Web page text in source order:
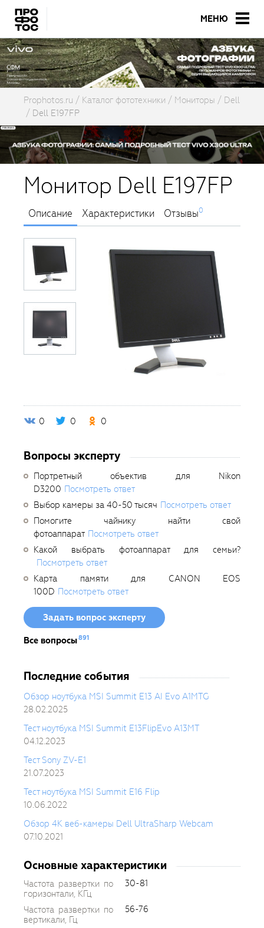
МЕНЮ
Prophotos.ru Каталог фототехники Мониторы
Dell
Dell E197FP
Монитор Dell E197FP
Описание Характеристики Отзывы0
0 0 0
Вопросы эксперту
Портретный объектив для Nikon
D3200 Посмотреть ответ
Выбор камеры за 40-50 тысяч Посмотреть ответ
Помогите чайнику найти свой
фотоаппарат Посмотреть ответ
Какой выбрать фотоаппарат для семьи?
Посмотреть ответ
Карта памяти для CANON EOS
100D Посмотреть ответ
Задать вопрос эксперту
Все вопросы891
Последние события
Обзор ноутбука MSI Summit E13 AI Evo A1MTG
28.02.2025
Тест ноутбука MSI Summit E13FlipEvo A13MT
04.12.2023
Тест Sony ZV-E1
21.07.2023
Тест ноутбука MSI Summit E16 Flip
10.06.2022
Обзор 4K веб-камеры Dell UltraSharp Webcam
07.10.2021
Основные характеристики
Частота развертки по
горизонтали, КГц
30-81
Частота развертки по
вертикали, Гц
56-76